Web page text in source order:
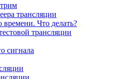
трансляции
времени. Что делать?
трансляции
сигнала